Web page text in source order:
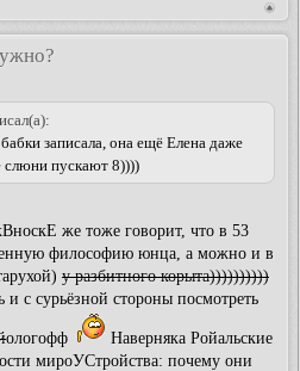
записала, она ещё Елена даже
слюни пускают 8))))
же тоже говорит, что в 53
философию юнца, а можно и в
у разбитного корыта))))))))))
с сурьёзной стороны посмотреть
ологофф
Наверняка Ройальские
мироУСтройства: почему они